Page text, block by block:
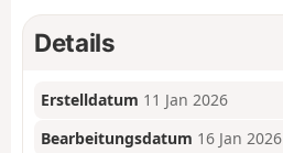
Details
Erstelldatum 11 Jan 2026
Bearbeitungsdatum 16 Jan 2026